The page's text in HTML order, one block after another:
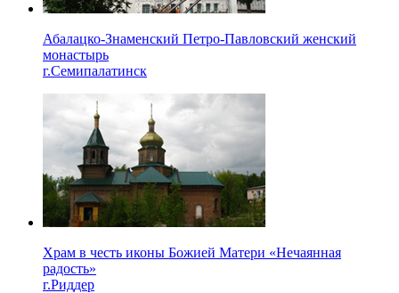
Абалацко-Знаменский Петро-Павловский женский
монастырь
г.Семипалатинск
Храм в честь иконы Божией Матери «Нечаянная
радость»
г.Риддер